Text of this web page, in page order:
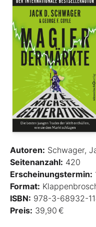
Autoren: Schwager,
Seitenanzahl: 420
Erscheinungstermin:
Format:
ISBN: 978-3-68932-
Preis: 39,90 €